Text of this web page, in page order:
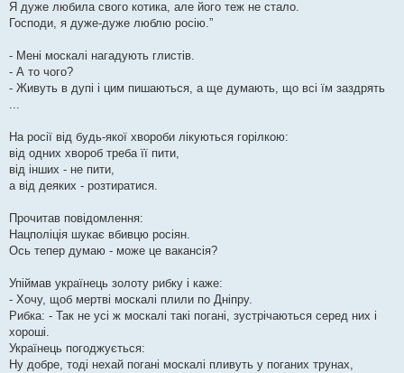
Я дуже любила свого котика, але його теж не стало.
Господи, я дуже-дуже люблю росію.”
- Мені москалі нагадують глистів.
- А то чого?
- Живуть в дупі і цим пишаються, а ще думають, що всі їм заздрять
...
На росії від будь-якої хвороби лікуються горілкою:
від одних хвороб треба її пити,
від інших - не пити,
а від деяких - розтиратися.
Прочитав повідомлення:
Нацполіція шукає вбивцю росіян.
Ось тепер думаю - може це вакансія?
Упіймав українець золоту рибку і каже:
- Хочу, щоб мертві москалі плили по Дніпру.
Рибка: - Так не усі ж москалі такі погані, зустрічаються серед них і
хороші.
Українець погоджується:
Ну добре, тоді нехай погані москалі пливуть у поганих трунах,